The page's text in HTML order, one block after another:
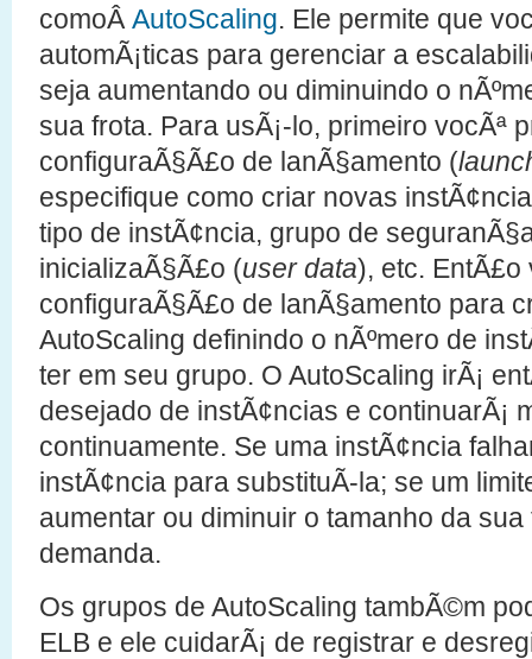
comoÂ AutoScaling. Ele permite que
automÃ¡ticas para gerenciar a
seja aumentando ou diminuindo o
sua frota. Para usÃ¡-lo, primeiro vocÃª
configuraÃ§Ã£o de lanÃ§amento (
especifique como criar novas
tipo de instÃ¢ncia, grupo de
inicializaÃ§Ã£o (user data), etc. EntÃ£o
configuraÃ§Ã£o de lanÃ§amento para
AutoScaling definindo o nÃºmero de
ter em seu grupo. O AutoScaling irÃ¡
desejado de instÃ¢ncias e continuarÃ¡
continuamente. Se uma instÃ¢ncia
instÃ¢ncia para substituÃ­-la; se um
aumentar ou diminuir o tamanho da
demanda.
Os grupos de AutoScaling tambÃ©m
ELB e ele cuidarÃ¡ de registrar e